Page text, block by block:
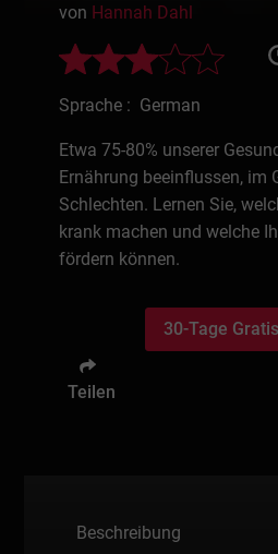
von Hannah Dahl
Sprache : German
Etwa 75-80% unserer
Ernährung beeinflussen, im
Schlechten. Lernen Sie,
krank machen und welche
fördern können.
30-Tage
Teilen
Beschreibung